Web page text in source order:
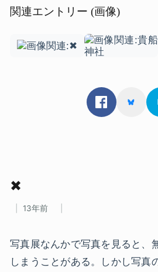
関連エントリー (画像)
✖
13年前
写真展なんかで写真を見ると、
しまうことがある。しかし写真